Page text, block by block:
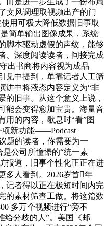
文风调理取视频出产的门
用可极大降低数据旧事取
简单输出图像成果，系统
脚本驱动虚假的声纹，能够
、深度阅读读者，间接完成
出书商将内容视为成品
中提到，单靠记者人工筛
讲中将液态内容定义为“非
的旧事。从这个意义上说，
能会变得愈加宝贵。海量音
用的内容，歇息时“看”图
项新功能——Podcast
题的读者，你需要为一
是公司所憧憬的“统一素
报道，旧事个性化正正在进
多人看到。2026岁首年
记者得以正在极短时间内完
的素材筛查工做。将这篇数
多万个视频进行“旁不
给分歧的人”。美国《邮